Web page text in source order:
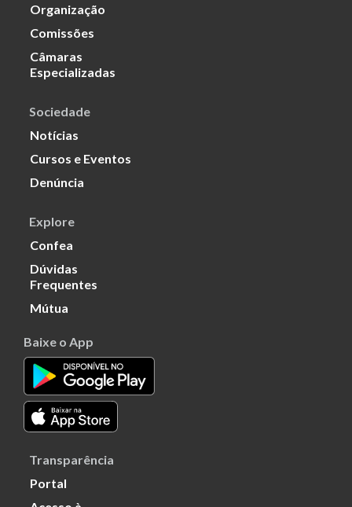
Organização
Comissões
Câmaras
Especializadas
Sociedade
Notícias
Cursos e Eventos
Denúncia
Explore
Confea
Dúvidas
Frequentes
Mútua
Baixe o App
Transparência
Portal